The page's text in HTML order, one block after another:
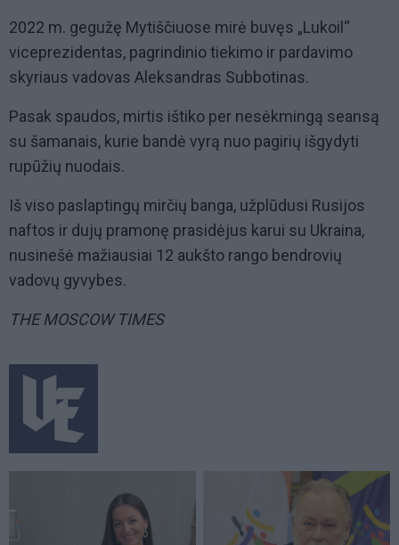
2022 m. gegužę Mytiščiuose mirė buvęs „Lukoil“
viceprezidentas, pagrindinio tiekimo ir pardavimo
skyriaus vadovas Aleksandras Subbotinas.
Pasak spaudos, mirtis ištiko per nesėkmingą seansą
su šamanais, kurie bandė vyrą nuo pagirių išgydyti
rupūžių nuodais.
Iš viso paslaptingų mirčių banga, užplūdusi Rusijos
naftos ir dujų pramonę prasidėjus karui su Ukraina,
nusinešė mažiausiai 12 aukšto rango bendrovių
vadovų gyvybes.
THE MOSCOW TIMES